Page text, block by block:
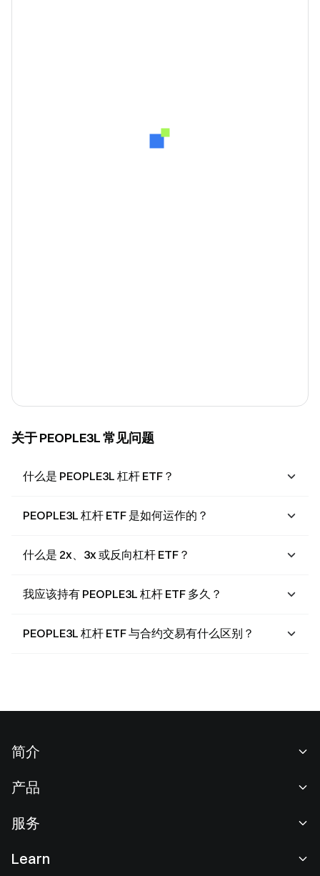
关于 PEOPLE3L 常见问题
什么是 PEOPLE3L 杠杆 ETF？
PEOPLE3L 杠杆 ETF 是如何运作的？
什么是 2x、3x 或反向杠杆 ETF？
我应该持有 PEOPLE3L 杠杆 ETF 多久？
PEOPLE3L 杠杆 ETF 与合约交易有什么区别？
简介
新闻中心
产品
现货交易
服务
Learn